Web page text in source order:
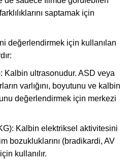
saptamak için
değerlendirmek için kullanılan
Kalbin ultrasonudur. ASD veya
varlığını, boyutunu ve kalbin
değerlendirmek için merkezi
Kalbin elektriksel aktivitesini
bozukluklarını (bradikardi, AV
kullanılır.